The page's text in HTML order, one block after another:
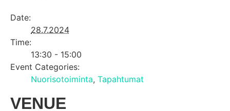
Date:
28.7.2024
Time:
13:30 - 15:00
Event Categories:
Nuorisotoiminta, Tapahtumat
VENUE